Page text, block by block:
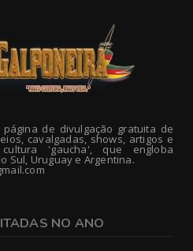
de divulgação gratuita de
cavalgadas, shows, artigos e
'gaucha', que engloba
Sul, Uruguay e Argentina.
NO ANO